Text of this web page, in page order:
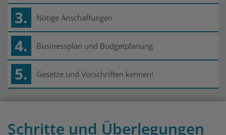
3. Nötige Anschaffungen
4. Businessplan und Budgetplanung
5. Gesetze und Vorschriften kennen!
Schritte und Überlegungen